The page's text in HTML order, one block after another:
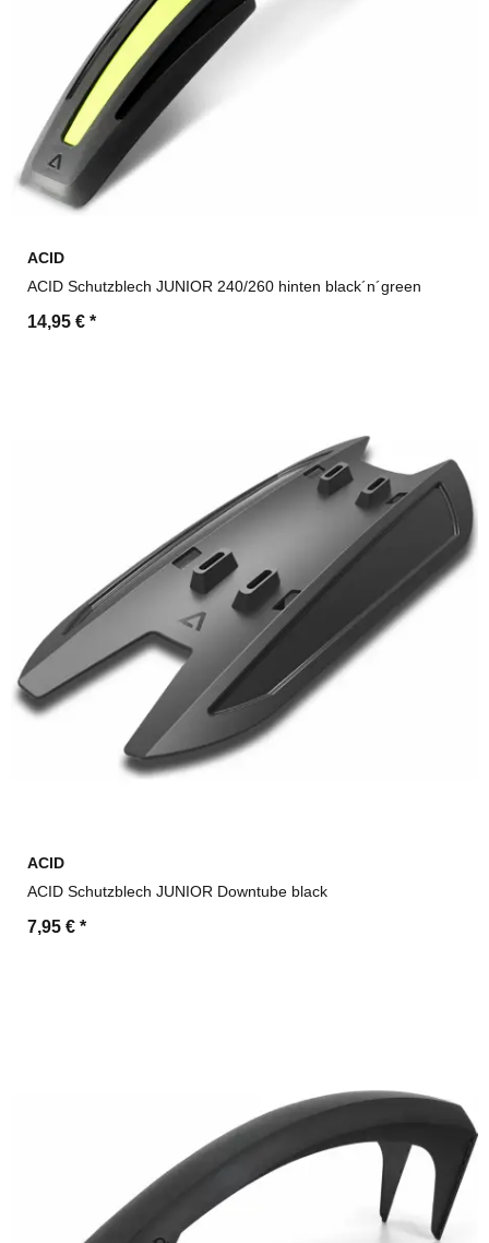
ACID
ACID Schutzblech JUNIOR 240/260 hinten black´n´green
14,95 € *
ACID
ACID Schutzblech JUNIOR Downtube black
7,95 € *